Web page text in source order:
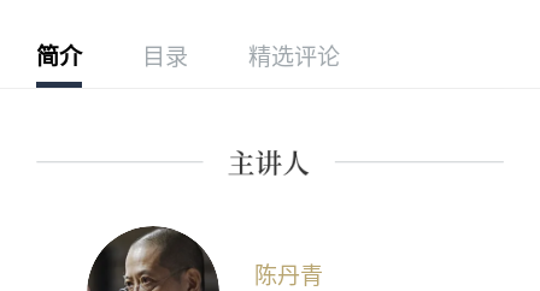
简介 目录 精选评论
陈丹青